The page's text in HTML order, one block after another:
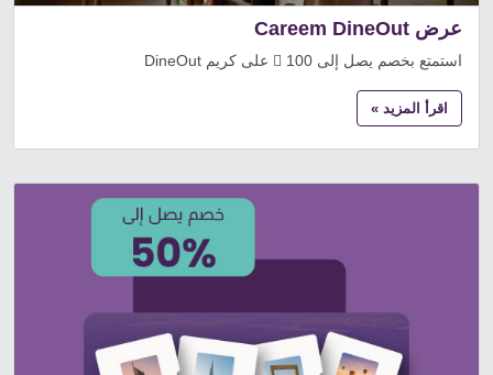
عرض Careem DineOut
استمتع بخصم يصل إلى 100  على كريم DineOut
اقرأ المزيد »